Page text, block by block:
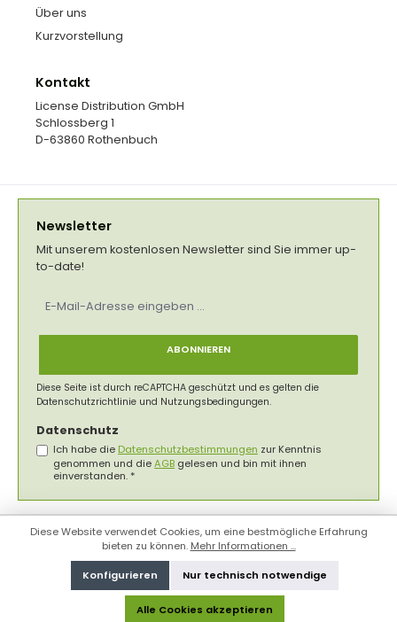
Über uns
Kurzvorstellung
Kontakt
License Distribution GmbH
Schlossberg 1
D-63860 Rothenbuch
Newsletter
Mit unserem kostenlosen Newsletter sind Sie immer up-
to-date!
Mail-
ABONNIEREN
Diese Seite ist durch reCAPTCHA geschützt und es gelten die
Datenschutzrichtlinie und Nutzungsbedingungen.
Datenschutz
Ich habe die Datenschutzbestimmungen zur Kenntnis
genommen und dieAGB gelesen und bin mit ihnen
einverstanden. *
Diese Website verwendet Cookies, um eine bestmögliche Erfahrung
bieten zu können. Mehr Informationen ...
Nur technisch notwendige
Konfigurieren
Alle Cookies akzeptieren